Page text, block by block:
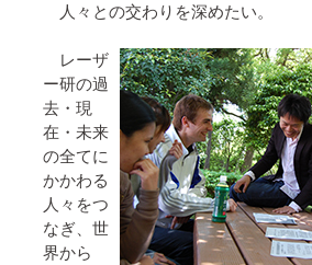
人々との交わりを深めたい。
レーザ
ー研の過
去・現
在・未来
の全てに
かかわる
人々をつ
なぎ、世
界から